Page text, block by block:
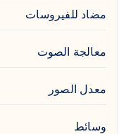
مضاد للفيروسات
معالجة الصوت
معدل الصور
وسائط